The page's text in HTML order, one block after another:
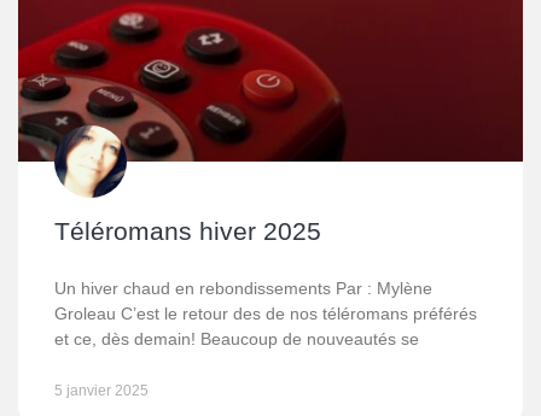
Téléromans hiver 2025
Un hiver chaud en rebondissements Par : Mylène
Groleau C’est le retour des de nos téléromans préférés
et ce, dès demain! Beaucoup de nouveautés se
5 janvier 2025